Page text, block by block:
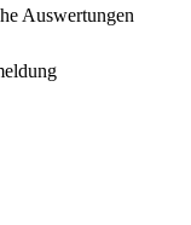
Auswertungen